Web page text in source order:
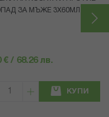
ЗА МЪЖЕ 3X60МЛ 4472
€ / 68.26 лв.
КУПИ